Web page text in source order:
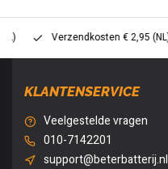
Verzendkosten € 2,95 (NL)
KLANTENSERVICE
Veelgestelde vragen
010-7142201
support@beterbatterij.nl